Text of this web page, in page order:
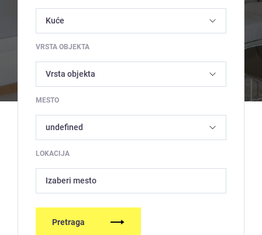
VRSTA OBJEKTA
MESTO
LOKACIJA
Izaberi mesto
Pretraga